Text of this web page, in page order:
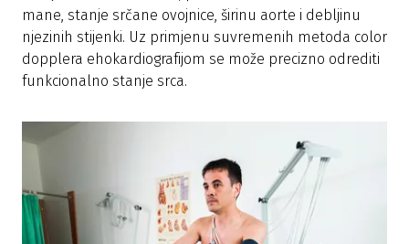
mane, stanje srčane ovojnice, širinu aorte i debljinu
njezinih stijenki. Uz primjenu suvremenih metoda color
dopplera ehokardiografijom se može precizno odrediti
funkcionalno stanje srca.